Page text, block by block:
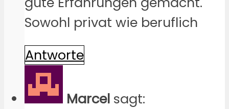
Sowohl privat wie beruflich
Antworte
Marcel sagt: